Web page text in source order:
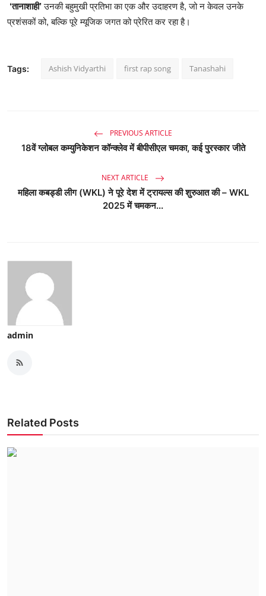
‘तानाशाही’उनकी बहुमुखी प्रतिभा का एक और उदाहरण है, जो न केवल उनके
प्रशंसकों को, बल्कि पूरे म्यूजिक जगत को प्रेरित कर रहा है।
Tags: Ashish Vidyarthi first rap song Tanashahi
PREVIOUS ARTICLE
18वें ग्लोबल कम्युनिकेशन कॉन्क्लेव में बीपीसीएल चमका, कई पुरस्कार जीते
NEXT ARTICLE
महिला कबड्डी लीग (WKL) ने पूरे देश में ट्रायल्स की शुरुआत की – WKL
2025 में चमकन...
admin
Related Posts